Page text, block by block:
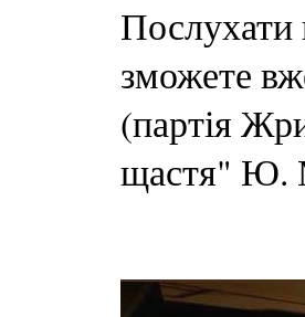
зможете
(партія
щастя" Ю.